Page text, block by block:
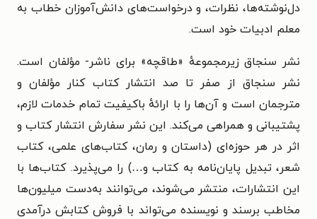
دل‌نوشته‌ها، نظرات، و درخواست‌های دانش‌آموزان خطاب به
معلم ادبیات خود است.
نشر سنجاق زیرمجموعهٔ «طاقچه» برای ناشر- مؤلفان است.
نشر سنجاق از صفر تا صد انتشار کتاب کنار مؤلفان و
مترجمان است و آن‌ها را با ارائهٔ باکیفیت تمام خدمات لازم،
پشتیبانی و همراهی می‌کند. این نشر سفارش انتشار کتاب و
اثر در هر حوزه‌ای (داستان و رمان، کتاب‌های علمی، کتاب
شعر، تبدیل پایان‌نامه به کتاب و…) را می‌پذیرد. کتاب‌ها با
این انتشارات، منتشر می‌شوند، می‌توانند به‌دست میلیون‌ها
مخاطب برسند و نویسنده می‌تواند با فروش کتابش درآمدی